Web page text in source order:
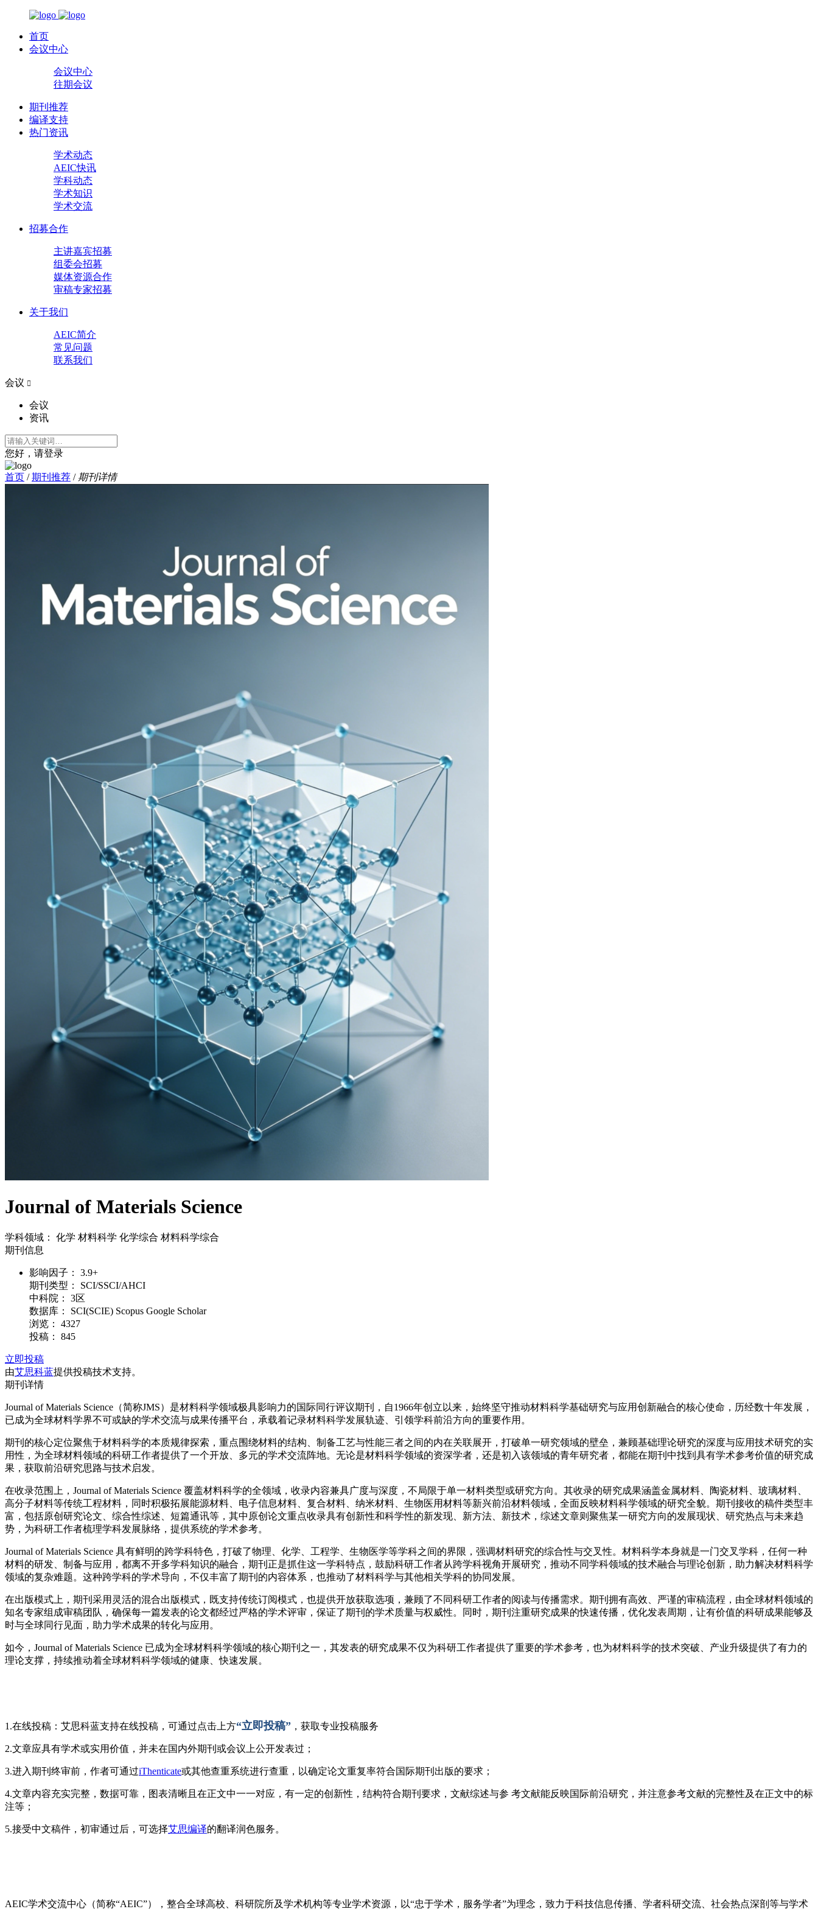
首页
会议中心
会议中心
往期会议
期刊推荐
编译支持
热门资讯
学术动态
AEIC快讯
学科动态
学术知识
学术交流
招募合作
主讲嘉宾招募
组委会招募
媒体资源合作
审稿专家招募
关于我们
AEIC简介
常见问题
联系我们
会议 
会议
资讯
您好，请登录
首页 / 期刊推荐 / 期刊详情
Journal of Materials Science
学科领域： 化学 材料科学 化学综合 材料科学综合
期刊信息
影响因子：
3.9+
期刊类型：
SCI/SSCI/AHCI
中科院：
3区
数据库：
SCI(SCIE) Scopus Google Scholar
浏览：
4327
投稿：
845
立即投稿
由艾思科蓝提供投稿技术支持。
期刊详情
Journal of Materials Science（简称JMS）是材料科学领域极具影响力的国际同行评议期刊，自1966年创立以来，始终坚守推动材料科学基础研究与应用创新融合的核心使命，历经数十年发展，
已成为全球材料学界不可或缺的学术交流与成果传播平台，承载着记录材料科学发展轨迹、引领学科前沿方向的重要作用。
期刊的核心定位聚焦于材料科学的本质规律探索，重点围绕材料的结构、制备工艺与性能三者之间的内在关联展开，打破单一研究领域的壁垒，兼顾基础理论研究的深度与应用技术研究的实
用性，为全球材料领域的科研工作者提供了一个开放、多元的学术交流阵地。无论是材料科学领域的资深学者，还是初入该领域的青年研究者，都能在期刊中找到具有学术参考价值的研究成
果，获取前沿研究思路与技术启发。
在收录范围上，Journal of Materials Science 覆盖材料科学的全领域，收录内容兼具广度与深度，不局限于单一材料类型或研究方向。其收录的研究成果涵盖金属材料、陶瓷材料、玻璃材料、
高分子材料等传统工程材料，同时积极拓展能源材料、电子信息材料、复合材料、纳米材料、生物医用材料等新兴前沿材料领域，全面反映材料科学领域的研究全貌。期刊接收的稿件类型丰
富，包括原创研究论文、综合性综述、短篇通讯等，其中原创论文重点收录具有创新性和科学性的新发现、新方法、新技术，综述文章则聚焦某一研究方向的发展现状、研究热点与未来趋
势，为科研工作者梳理学科发展脉络，提供系统的学术参考。
Journal of Materials Science 具有鲜明的跨学科特色，打破了物理、化学、工程学、生物医学等学科之间的界限，强调材料研究的综合性与交叉性。材料科学本身就是一门交叉学科，任何一种
材料的研发、制备与应用，都离不开多学科知识的融合，期刊正是抓住这一学科特点，鼓励科研工作者从跨学科视角开展研究，推动不同学科领域的技术融合与理论创新，助力解决材料科学
领域的复杂难题。这种跨学科的学术导向，不仅丰富了期刊的内容体系，也推动了材料科学与其他相关学科的协同发展。
在出版模式上，期刊采用灵活的混合出版模式，既支持传统订阅模式，也提供开放获取选项，兼顾了不同科研工作者的阅读与传播需求。期刊拥有高效、严谨的审稿流程，由全球材料领域的
知名专家组成审稿团队，确保每一篇发表的论文都经过严格的学术评审，保证了期刊的学术质量与权威性。同时，期刊注重研究成果的快速传播，优化发表周期，让有价值的科研成果能够及
时与全球同行见面，助力学术成果的转化与应用。
如今，Journal of Materials Science 已成为全球材料科学领域的核心期刊之一，其发表的研究成果不仅为科研工作者提供了重要的学术参考，也为材料科学的技术突破、产业升级提供了有力的
理论支撑，持续推动着全球材料科学领域的健康、快速发展。
1.在线投稿：艾思科蓝支持在线投稿，可通过点击上方“立即投稿” ，获取专业投稿服务
2.文章应具有学术或实用价值，并未在国内外期刊或会议上公开发表过；
3.进入期刊终审前，作者可通过iThenticate或其他查重系统进行查重，以确定论文重复率符合国际期刊出版的要求；
4.文章内容充实完整，数据可靠，图表清晰且在正文中一一对应，有一定的创新性，结构符合期刊要求，文献综述与参 考文献能反映国际前沿研究，并注意参考文献的完整性及在正文中的标
注等；
5.接受中文稿件，初审通过后，可选择艾思编译的翻译润色服务。
AEIC学术交流中心（简称“AEIC”），整合全球高校、科研院所及学术机构等专业学术资源，以“忠于学术，服务学者”为理念，致力于科技信息传播、学者科研交流、社会热点深剖等与学术